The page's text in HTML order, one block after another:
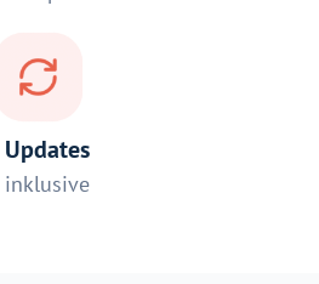
Updates
inklusive